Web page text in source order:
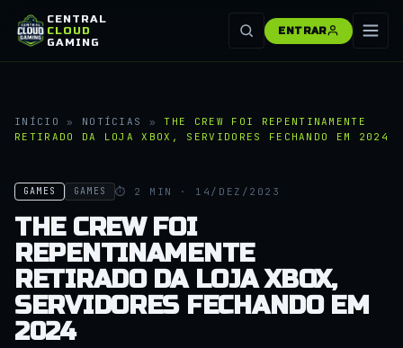
CENTRAL
CLOUD
GAMING
ENTRAR
INÍCIO » NOTÍCIAS »THE CREW FOI REPENTINAMENTE
RETIRADO DA LOJA XBOX, SERVIDORES FECHANDO EM 2024
GAMES GAMES ⏱ 2 MIN · 14/DEZ/2023
THE CREW FOI
REPENTINAMENTE
RETIRADO DA LOJA XBOX,
SERVIDORES FECHANDO EM
2024